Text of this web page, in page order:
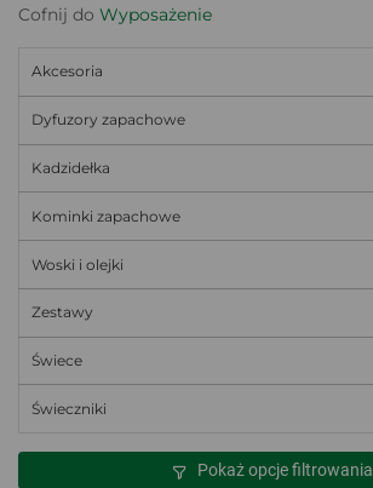
Cofnij do Wyposażenie
Akcesoria
Dyfuzory zapachowe
Kadzidełka
Kominki zapachowe
Woski i olejki
Zestawy
Świece
Świeczniki
Pokaż opcje filtrowania